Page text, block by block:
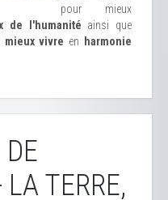
pour mieux
de l'humanité ainsi que
mieux vivre en
harmonie
LA TERRE,